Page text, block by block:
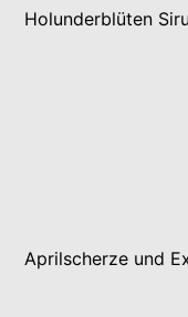
Holunderblüten
Aprilscherze und